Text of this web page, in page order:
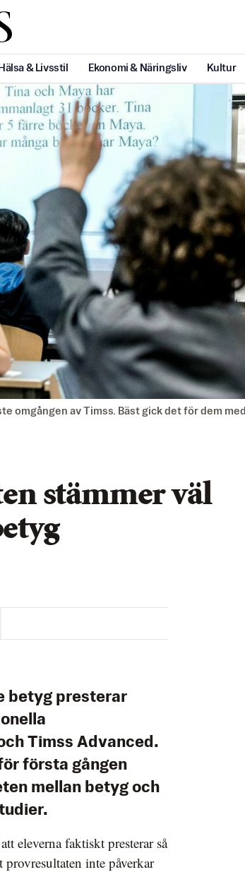
Hälsa & Livsstil Ekonomi & Näringsliv Kultur
omgången av Timss. Bäst gick det för dem med
stämmer väl
betyg presterar
Timss Advanced.
första gången
mellan betyg och
eleverna faktiskt presterar så
inte påverkar